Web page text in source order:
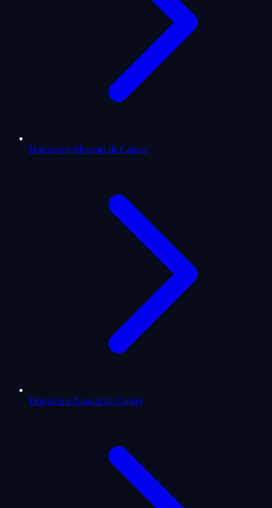
Horoscope Mensuel de Cancer
Horoscope Annuel de Cancer